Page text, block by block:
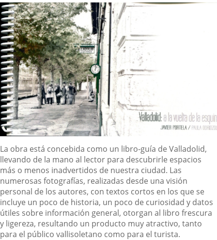
Imagen
de
la
Portada
Descripción
La obra está concebida como un libro-guía de Valladolid,
llevando de la mano al lector para descubrirle espacios
más o menos inadvertidos de nuestra ciudad. Las
numerosas fotografías, realizadas desde una visión
personal de los autores, con textos cortos en los que se
incluye un poco de historia, un poco de curiosidad y datos
útiles sobre información general, otorgan al libro frescura
y ligereza, resultando un producto muy atractivo, tanto
para el público vallisoletano como para el turista.